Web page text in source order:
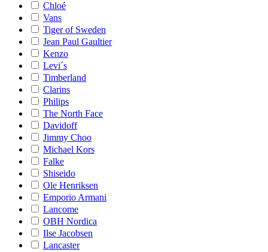
Chloé
Vans
Tiger of Sweden
Jean Paul Gaultier
Kenzo
Levi´s
Timberland
Clarins
Philips
The North Face
Davidoff
Jimmy Choo
Michael Kors
Falke
Shiseido
Ole Henriksen
Emporio Armani
Lancome
OBH Nordica
Ilse Jacobsen
Lancaster